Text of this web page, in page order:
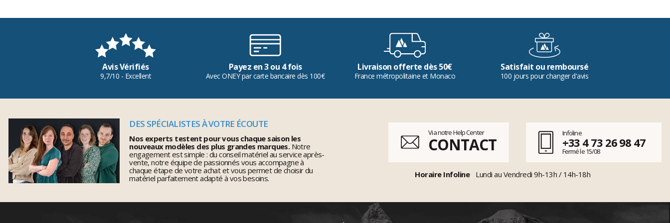
Avis Vérifiés
9,7/10 - Excellent
Payez en 3 ou 4 fois
Avec ONEY par carte bancaire dès 100€
Livraison offerte dès 50€
France métropolitaine et Monaco
Satisfait ou remboursé
100 jours pour changer d'avis
DES SPÉCIALISTES À VOTRE ÉCOUTE
Nos experts testent pour vous chaque saison les
nouveaux modèles des plus grandes marques.Notre
engagement est simple : du conseil matériel au service après-
vente, notre équipe de passionnés vous accompagne à
chaque étape de votre achat et vous permet de choisir du
matériel parfaitement adapté à vos besoins.
Via notre Help Center
CONTACT
Infoline
+33 4 73 26 98 47
Fermé le 15/08
Horaire Infoline Lundi au Vendredi 9h-13h / 14h-18h